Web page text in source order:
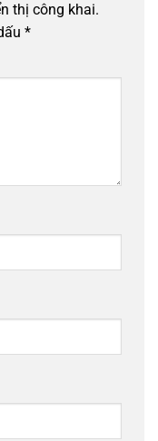
thị công khai.
*